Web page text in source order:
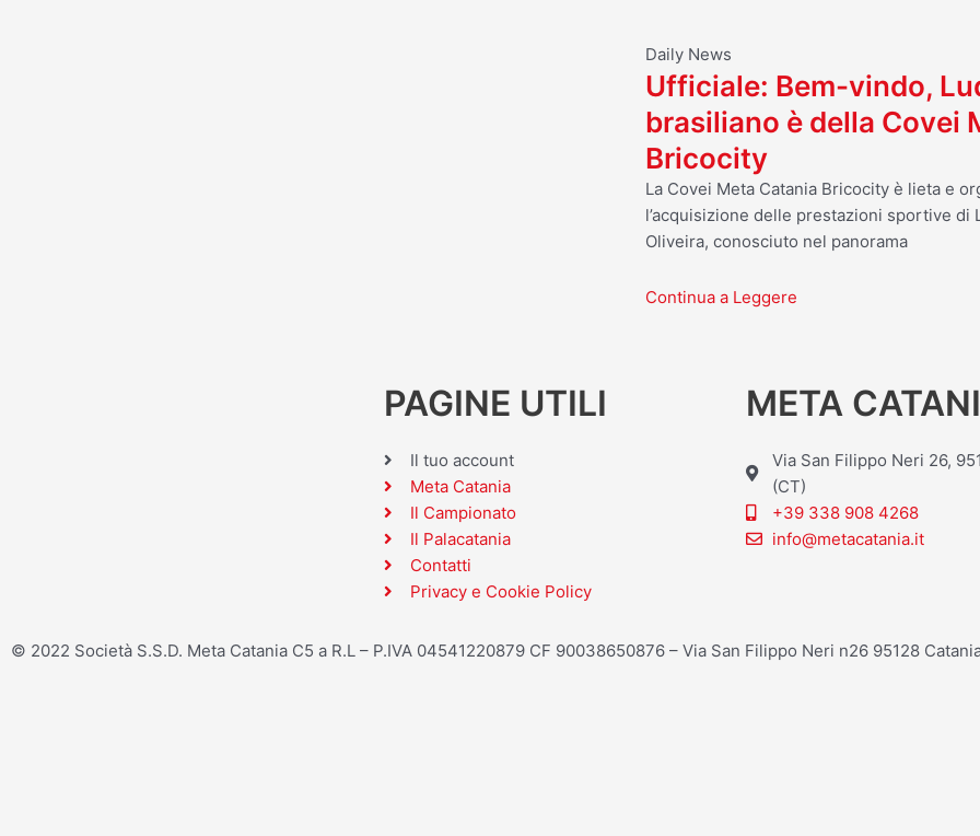
Daily News
Ufficiale: Bem-vindo,
brasiliano è della Covei
Bricocity
La Covei Meta Catania Bricocity è lieta e
l’acquisizione delle prestazioni sportive di
Oliveira, conosciuto nel panorama
Continua a Leggere
PAGINE UTILI
Il tuo account
Meta Catania
Il Campionato
Il Palacatania
Contatti
Privacy e Cookie Policy
META
Via San Filippo Neri 26,
(CT)
+39 338 908 4268
info@metacatania.it
© 2022 Società S.S.D. Meta Catania C5 a R.L – P.IVA 04541220879 CF 90038650876 – Via San Filippo Neri n26 95128